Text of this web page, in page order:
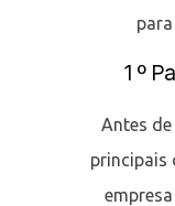
1 º
Antes
principais